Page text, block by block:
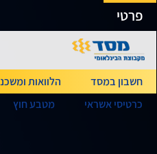
גישה ישירה לכפתור כניסה לחשבונך
פרטי
חשבון במסד הלוואות
כרטיסי אשראי
מטבע חוץ